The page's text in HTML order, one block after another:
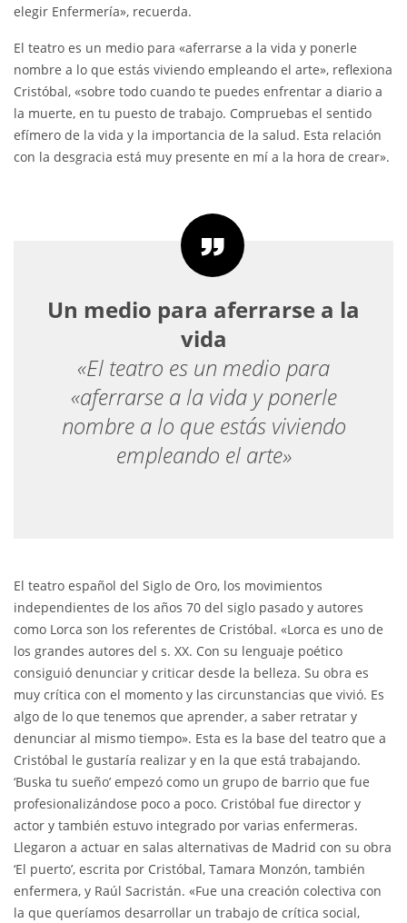
elegir Enfermería», recuerda.
El teatro es un medio para «aferrarse a la vida y ponerle
nombre a lo que estás viviendo empleando el arte», reflexiona
Cristóbal, «sobre todo cuando te puedes enfrentar a diario a
la muerte, en tu puesto de trabajo. Compruebas el sentido
efímero de la vida y la importancia de la salud. Esta relación
con la desgracia está muy presente en mí a la hora de crear».
Un medio para aferrarse a la
vida
«El teatro es un medio para
«aferrarse a la vida y ponerle
nombre a lo que estás viviendo
empleando el arte»
El teatro español del Siglo de Oro, los movimientos
independientes de los años 70 del siglo pasado y autores
como Lorca son los referentes de Cristóbal. «Lorca es uno de
los grandes autores del s. XX. Con su lenguaje poético
consiguió denunciar y criticar desde la belleza. Su obra es
muy crítica con el momento y las circunstancias que vivió. Es
algo de lo que tenemos que aprender, a saber retratar y
denunciar al mismo tiempo». Esta es la base del teatro que a
Cristóbal le gustaría realizar y en la que está trabajando.
‘Buska tu sueño’ empezó como un grupo de barrio que fue
profesionalizándose poco a poco. Cristóbal fue director y
actor y también estuvo integrado por varias enfermeras.
Llegaron a actuar en salas alternativas de Madrid con su obra
‘El puerto’, escrita por Cristóbal, Tamara Monzón, también
enfermera, y Raúl Sacristán. «Fue una creación colectiva con
la que queríamos desarrollar un trabajo de crítica social,